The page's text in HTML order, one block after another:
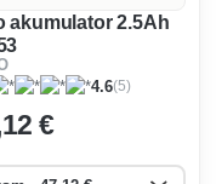
akumulator 2.5Ah
4.6(5)
€